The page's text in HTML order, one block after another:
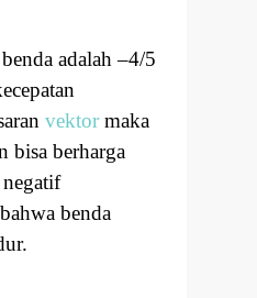
adalah –4/5
vektor maka
bisa berharga
benda